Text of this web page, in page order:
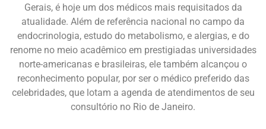
Gerais, é hoje um dos médicos mais requisitados da
atualidade. Além de referência nacional no campo da
endocrinologia, estudo do metabolismo, e alergias, e do
renome no meio acadêmico em prestigiadas universidades
norte-americanas e brasileiras, ele também alcançou o
reconhecimento popular, por ser o médico preferido das
celebridades, que lotam a agenda de atendimentos de seu
consultório no Rio de Janeiro.